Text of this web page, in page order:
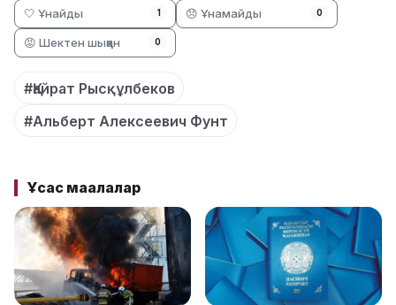
🤍 Ұнайды 1 😞 Ұнамайды 0
😡 Шектен шыққан 0
#Қайрат Рысқұлбеков
#Альберт Алексеевич Фунт
Ұқсас мақалалар